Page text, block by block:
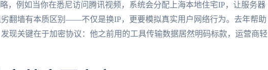
，例如当你在悉尼访问腾讯视频，系统会分配上海本地住宅IP，让服务器
翻墙有本质区别——不仅是换IP，更要模拟真实用户网络行为。去年帮助
现关键在于加密协议：他之前用的工具传输数据居然明码标款，运营商轻